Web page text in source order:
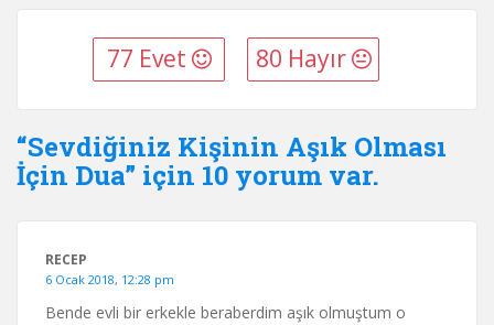
77 Evet 80 Hayır
“Sevdiğiniz Kişinin Aşık Olması
İçin Dua” için 10 yorum var.
RECEP
6 Ocak 2018, 12:28 pm
Bende evli bir erkekle beraberdim aşık olmuştum o